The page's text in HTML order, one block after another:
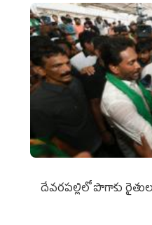
దేవరపల్లిలో పొగాకు